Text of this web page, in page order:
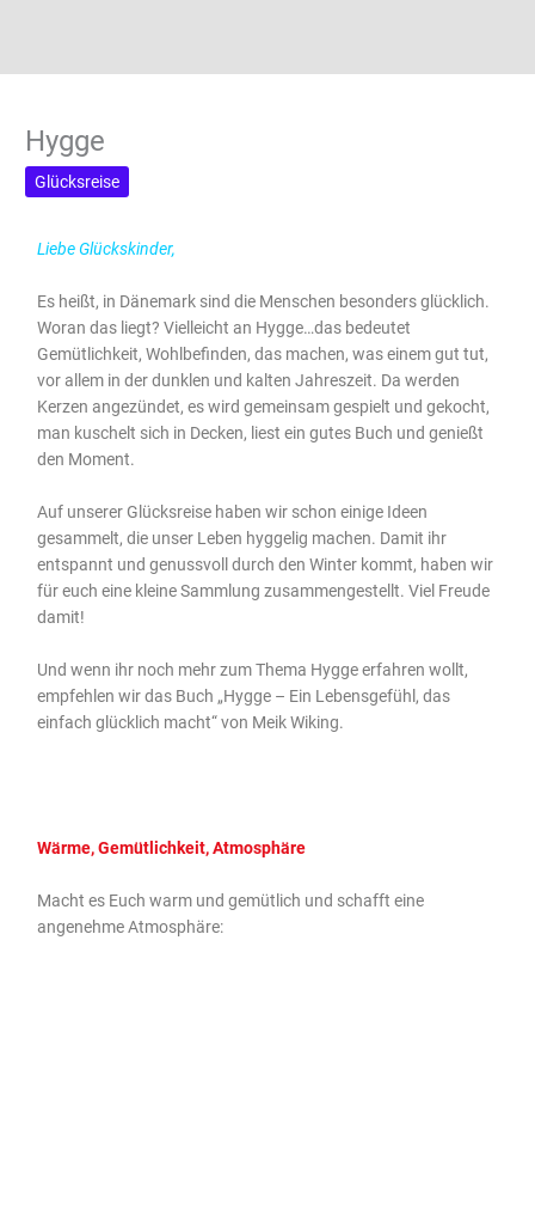
Hygge
Glücksreise
Liebe Glückskinder,
Es heißt, in Dänemark sind die Menschen besonders glücklich.
Woran das liegt? Vielleicht an Hygge…das bedeutet
Gemütlichkeit, Wohlbefinden, das machen, was einem gut tut,
vor allem in der dunklen und kalten Jahreszeit. Da werden
Kerzen angezündet, es wird gemeinsam gespielt und gekocht,
man kuschelt sich in Decken, liest ein gutes Buch und genießt
den Moment.
Auf unserer Glücksreise haben wir schon einige Ideen
gesammelt, die unser Leben hyggelig machen. Damit ihr
entspannt und genussvoll durch den Winter kommt, haben wir
für euch eine kleine Sammlung zusammengestellt. Viel Freude
damit!
Und wenn ihr noch mehr zum Thema Hygge erfahren wollt,
empfehlen wir das Buch „Hygge – Ein Lebensgefühl, das
einfach glücklich macht“ von Meik Wiking.
Wärme, Gemütlichkeit, Atmosphäre
Macht es Euch warm und gemütlich und schafft eine
angenehme Atmosphäre: